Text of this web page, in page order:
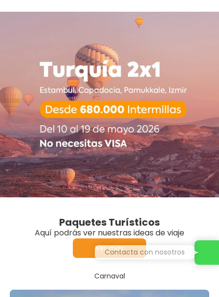
Paquetes Turísticos
Aquí podrás ver nuestras ideas de viaje
Ver más
Carnaval
Contacta con nosotros